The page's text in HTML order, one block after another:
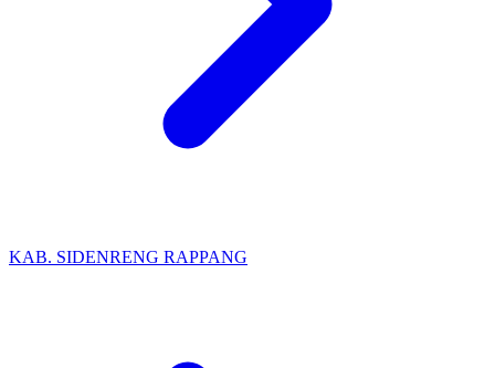
KAB. SIDENRENG RAPPANG